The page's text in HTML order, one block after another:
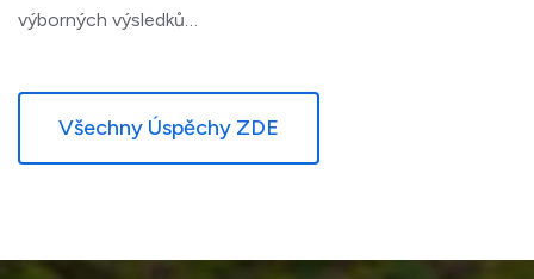
výborných výsledků…
Všechny Úspěchy ZDE